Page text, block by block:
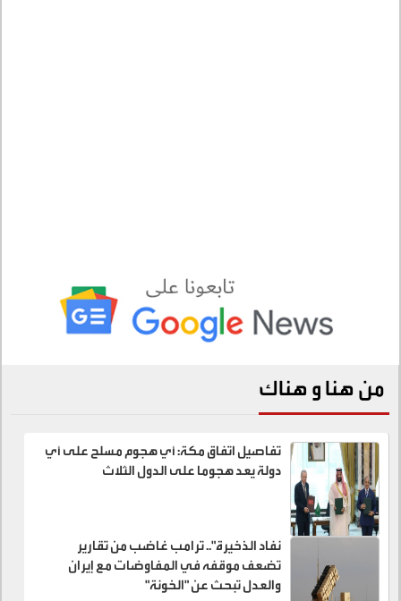
من هنا و هناك
تفاصيل اتفاق مكة: أي هجوم مسلح على أي
دولة يعد هجوما على الدول الثلاث
نفاد الذخيرة".. ترامب غاضب من تقارير
تضعف موقفه في المفاوضات مع إيران
والعدل تبحث عن "الخونة"